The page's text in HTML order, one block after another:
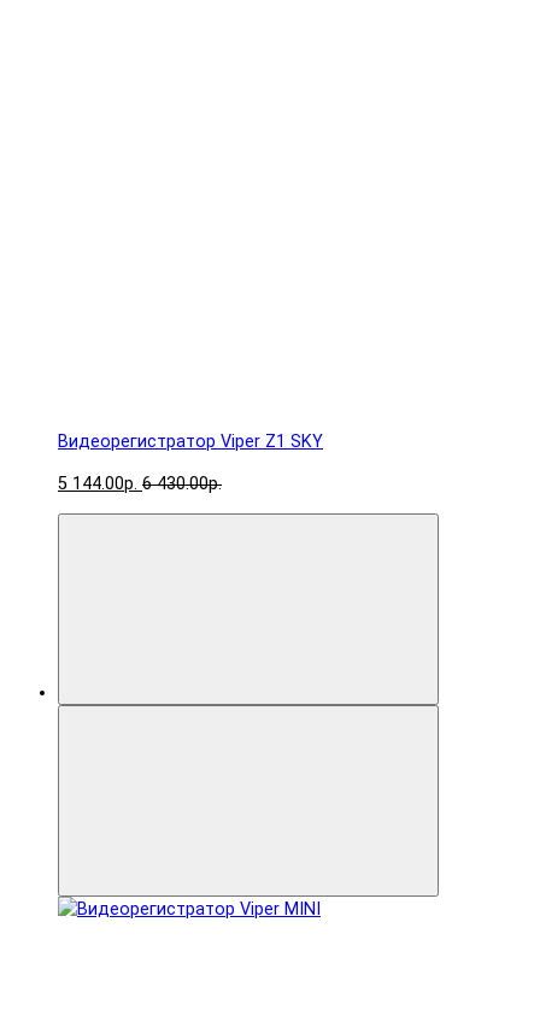
Видеорегистратор Viper Z1 SKY
5 144.00р. 6 430.00р.